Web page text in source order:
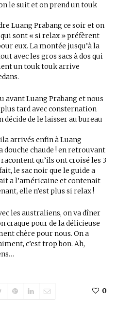
le suit et on prend un touk
Luang Prabang ce soir et on
sont « si relax » préfèrent
eux. La montée jusqu’à la
avec les gros sacs à dos qui
un touk touk arrive
avant Luang Prabang et nous
tard avec consternation
décide de le laisser au bureau
arrivés enfin à Luang
douche chaude ! en retrouvant
qu’ils ont croisé les 3
le sac noir que le guide a
a l’américaine et contenait
elle n’est plus si relax !
les australiens, on va dîner
craque pour de la délicieuse
chère pour nous. On a
c’est trop bon. Ah,
0